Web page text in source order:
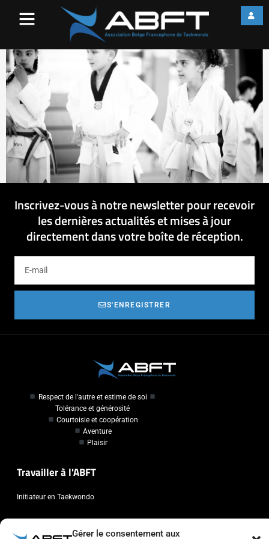
Gérer le consentement aux
Inscrivez-vous à notre newsletter pour recevoir
les dernières actualités et mises à jour
directement dans votre boîte de réception.
S'ENREGISTRER
Respect de l'autre et estime de soi
Tolérance et générosité
Courtoisie et coopération
Aventure
Plaisir
Travailler à l'ABFT
Initiateur en Taekwondo